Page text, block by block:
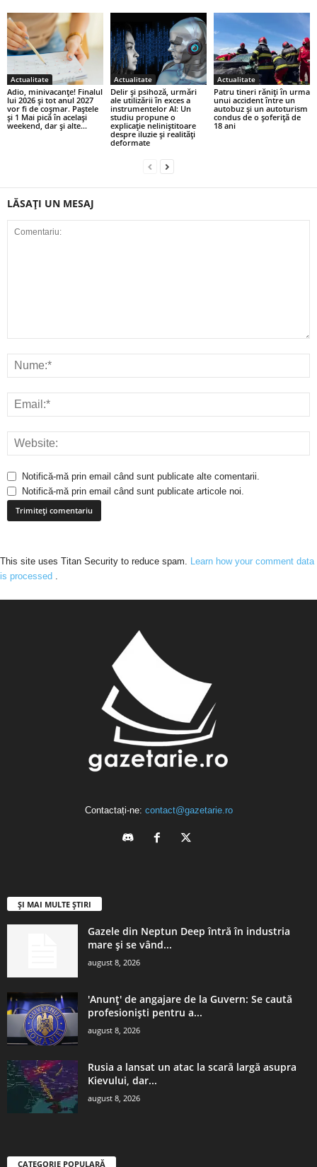
Actualitate
Adio, minivacanțe! Finalul
lui 2026 și tot anul 2027
vor fi de coșmar. Paștele
și 1 Mai pică în același
weekend, dar și alte...
Actualitate
Delir și psihoză, urmări
ale utilizării în exces a
instrumentelor AI: Un
studiu propune o
explicație neliniștitoare
despre iluzie și realități
deformate
Actualitate
Patru tineri răniţi în urma
unui accident între un
autobuz şi un autoturism
condus de o şoferiţă de
18 ani
LĂSAȚI UN MESAJ
Notifică-mă prin email când sunt publicate alte comentarii.
Notifică-mă prin email când sunt publicate articole noi.
This site uses Titan Security to reduce spam.
Learn how your comment data
is processed
Contactați-ne: contact@gazetarie.ro
ȘI MAI MULTE ȘTIRI
Gazele din Neptun Deep întră în industria
mare și se vând...
august 8, 2026
'Anunț' de angajare de la Guvern: Se caută
profesioniști pentru a...
august 8, 2026
Rusia a lansat un atac la scară largă asupra
Kievului, dar...
august 8, 2026
CATEGORIE POPULARĂ